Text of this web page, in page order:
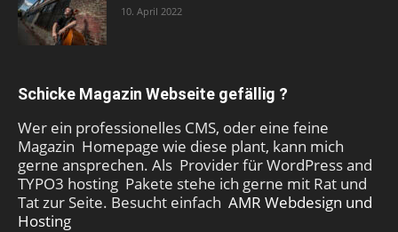
10. April 2022
Schicke Magazin Webseite gefällig ?
Wer ein professionelles CMS, oder eine feine
Magazin Homepage wie diese plant, kann mich
gerne ansprechen. Als Provider für WordPress and
TYPO3 hosting Pakete stehe ich gerne mit Rat und
Tat zur Seite. Besucht einfach AMR Webdesign und
Hosting